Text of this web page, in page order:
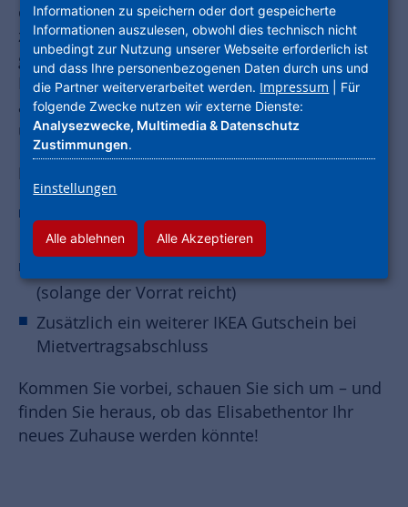
erleben Sie vor Ort, wie sich die Lage „zwischen
zwei Welten“ anfühlt: ruhig, grün und
gleichzeitig gut angebunden. Lassen Sie die
Räume, das Licht und die Möblierung in Ruhe
auf sich wirken – ganz ohne Terminstress bei
unseren offenen Besichtigungen.
Offene Besichtigung der voll eingerichteten
3‑Zimmer-Musterwohnung
(solange der Vorrat reicht)
Zusätzlich ein weiterer IKEA Gutschein bei
Mietvertragsabschluss
Kommen Sie vorbei, schauen Sie sich um – und
finden Sie heraus, ob das Elisabethentor Ihr
neues Zuhause werden könnte!
Informationen zu speichern oder dort gespeicherte
Informationen auszulesen, obwohl dies technisch nicht
unbedingt zur Nutzung unserer Webseite erforderlich ist
und dass Ihre personenbezogenen Daten durch uns und
die Partner weiterverarbeitet werden. Impressum | Für
folgende Zwecke nutzen wir externe Dienste:
Analysezwecke, Multimedia & Datenschutz
Zustimmungen.
Einstellungen
Alle ablehnen Alle Akzeptieren